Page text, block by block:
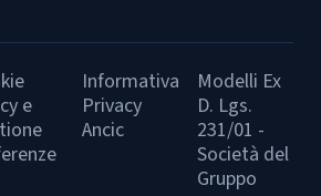
e
Informativa
Privacy
Ancic
Modelli Ex
D. Lgs.
231/01 -
Società del
Gruppo